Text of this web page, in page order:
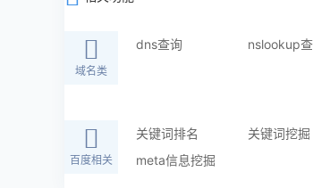
域名类
dns查询 nslookup
百度相关
关键词排名 关键词挖掘
meta信息挖掘